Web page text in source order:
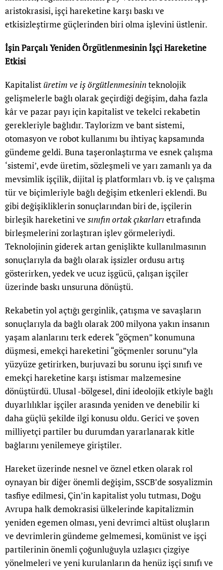
aristokrasisi, işçi hareketine karşı baskı ve
etkisizleştirme güçlerinden biri olma işlevini üstlenir.
İşin Parçalı Yeniden Örgütlenmesinin İşçi Hareketine
Etkisi
Kapitalist üretim ve iş örgütlenmesininteknolojik
gelişmelerle bağlı olarak geçirdiği değişim, daha fazla
kâr ve pazar payı için kapitalist ve tekelci rekabetin
gerekleriyle bağlıdır. Taylorizm ve bant sistemi,
otomasyon ve robot kullanımı bu ihtiyaç kapsamında
gündeme geldi. Buna taşeronlaştırma ve esnek çalışma
‘sistemi’, evde üretim, sözleşmeli ve yarı zamanlı ya da
mevsimlik işçilik, dijital iş platformları vb. iş ve çalışma
tür ve biçimleriyle bağlı değişim etkenleri eklendi. Bu
gibi değişikliklerin sonuçlarından biri de, işçilerin
birleşik hareketini ve sınıfın ortak çıkarları etrafında
birleşmelerini zorlaştıran işlev görmeleriydi.
Teknolojinin giderek artan genişlikte kullanılmasının
sonuçlarıyla da bağlı olarak işsizler ordusu artış
gösterirken, yedek ve ucuz işgücü, çalışan işçiler
üzerinde baskı unsuruna dönüştü.
Rekabetin yol açtığı gerginlik, çatışma ve savaşların
sonuçlarıyla da bağlı olarak 200 milyona yakın insanın
yaşam alanlarını terk ederek “göçmen” konumuna
düşmesi, emekçi hareketini “göçmenler sorunu”yla
yüzyüze getirirken, burjuvazi bu sorunu işçi sınıfı ve
emekçi hareketine karşı istismar malzemesine
dönüştürdü. Ulusal -bölgesel, dini ideolojik etkiyle bağlı
duyarlılıklar işçiler arasında yeniden ve denebilir ki
daha güçlü şekilde ilgi konusu oldu. Gerici ve şoven
milliyetçi partiler bu durumdan yararlanarak kitle
bağlarını yenilemeye giriştiler.
Hareket üzerinde nesnel ve öznel etken olarak rol
oynayan bir diğer önemli değişim, SSCB’de sosyalizmin
tasfiye edilmesi, Çin’in kapitalist yolu tutması, Doğu
Avrupa halk demokrasisi ülkelerinde kapitalizmin
yeniden egemen olması, yeni devrimci altüst oluşların
ve devrimlerin gündeme gelmemesi, komünist ve işçi
partilerinin önemli çoğunluğuyla uzlaşıcı çizgiye
yönelmeleri ve yeni kurulanların da henüz işçi sınıfı ve